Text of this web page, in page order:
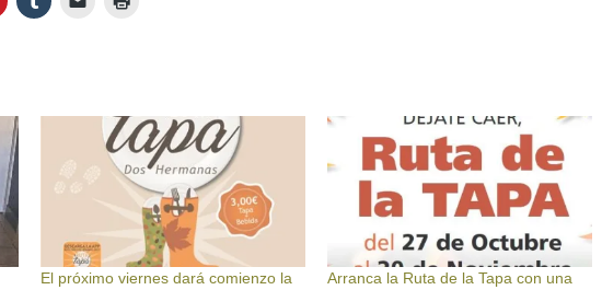
El próximo viernes dará comienzo la
Arranca la Ruta de la Tapa con una